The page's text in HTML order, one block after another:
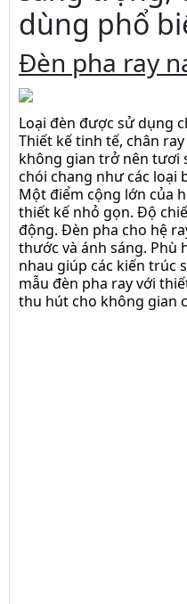
dùng phổ
Đèn pha ray
Loại đèn được sử dụng
Thiết kế tinh tế, chân
không gian trở nên tươi
chói chang như các loại
Một điểm cộng lớn của
thiết kế nhỏ gọn. Độ
động. Đèn pha cho hệ
thước và ánh sáng. Phù
nhau giúp các kiến trúc
mẫu đèn pha ray với
thu hút cho không gian